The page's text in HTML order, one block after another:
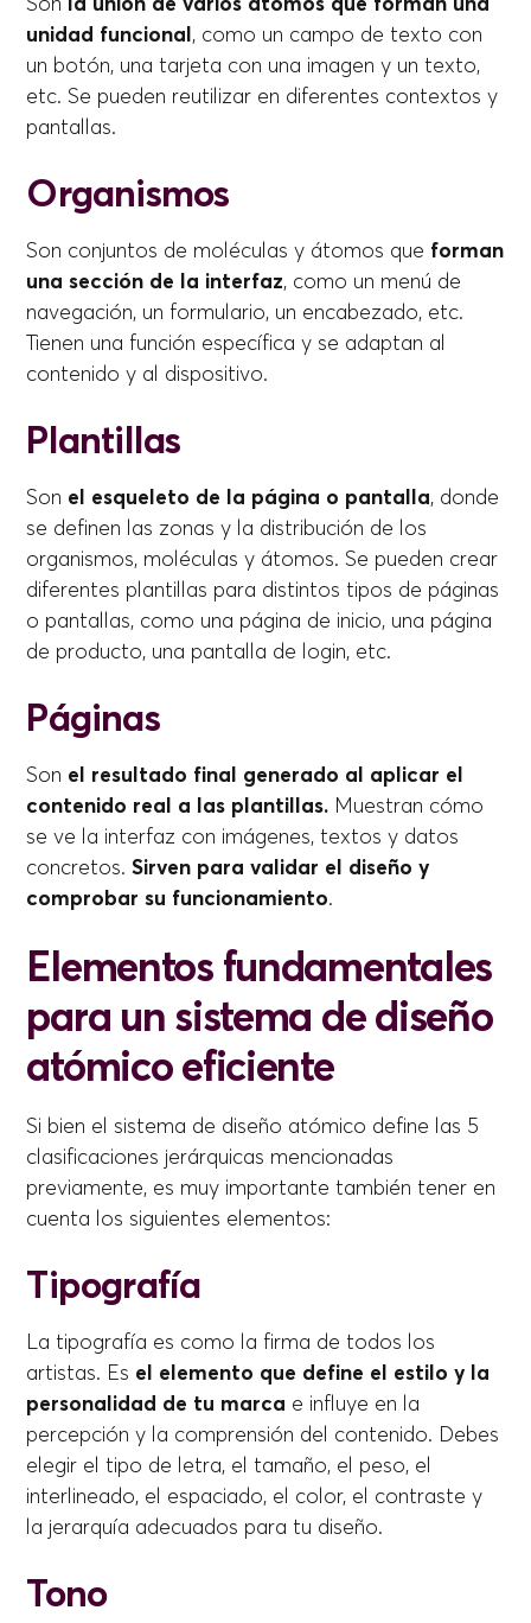
unidad funcional, como un campo de texto con
un botón, una tarjeta con una imagen y un texto,
etc. Se pueden reutilizar en diferentes contextos y
pantallas.
Organismos
Son conjuntos de moléculas y átomos que forman
una sección de la interfaz, como un menú de
navegación, un formulario, un encabezado, etc.
Tienen una función específica y se adaptan al
contenido y al dispositivo.
Plantillas
Son el esqueleto de la página o pantalla, donde
se definen las zonas y la distribución de los
organismos, moléculas y átomos. Se pueden crear
diferentes plantillas para distintos tipos de páginas
o pantallas, como una página de inicio, una página
de producto, una pantalla de login, etc.
Páginas
Son el resultado final generado al aplicar el
contenido real a las plantillas. Muestran cómo
se ve la interfaz con imágenes, textos y datos
concretos. Sirven para validar el diseño y
comprobar su funcionamiento.
Elementos fundamentales
para un sistema de diseño
atómico eficiente
Si bien el sistema de diseño atómico define las 5
clasificaciones jerárquicas mencionadas
previamente, es muy importante también tener en
cuenta los siguientes elementos:
Tipografía
La tipografía es como la firma de todos los
artistas. Es el elemento que define el estilo y la
personalidad de tu marca e influye en la
percepción y la comprensión del contenido. Debes
elegir el tipo de letra, el tamaño, el peso, el
interlineado, el espaciado, el color, el contraste y
la jerarquía adecuados para tu diseño.
Tono